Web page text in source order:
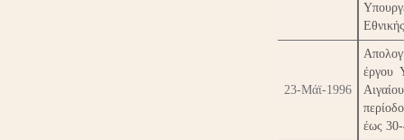
23-Μάϊ-1996
έργου
έως